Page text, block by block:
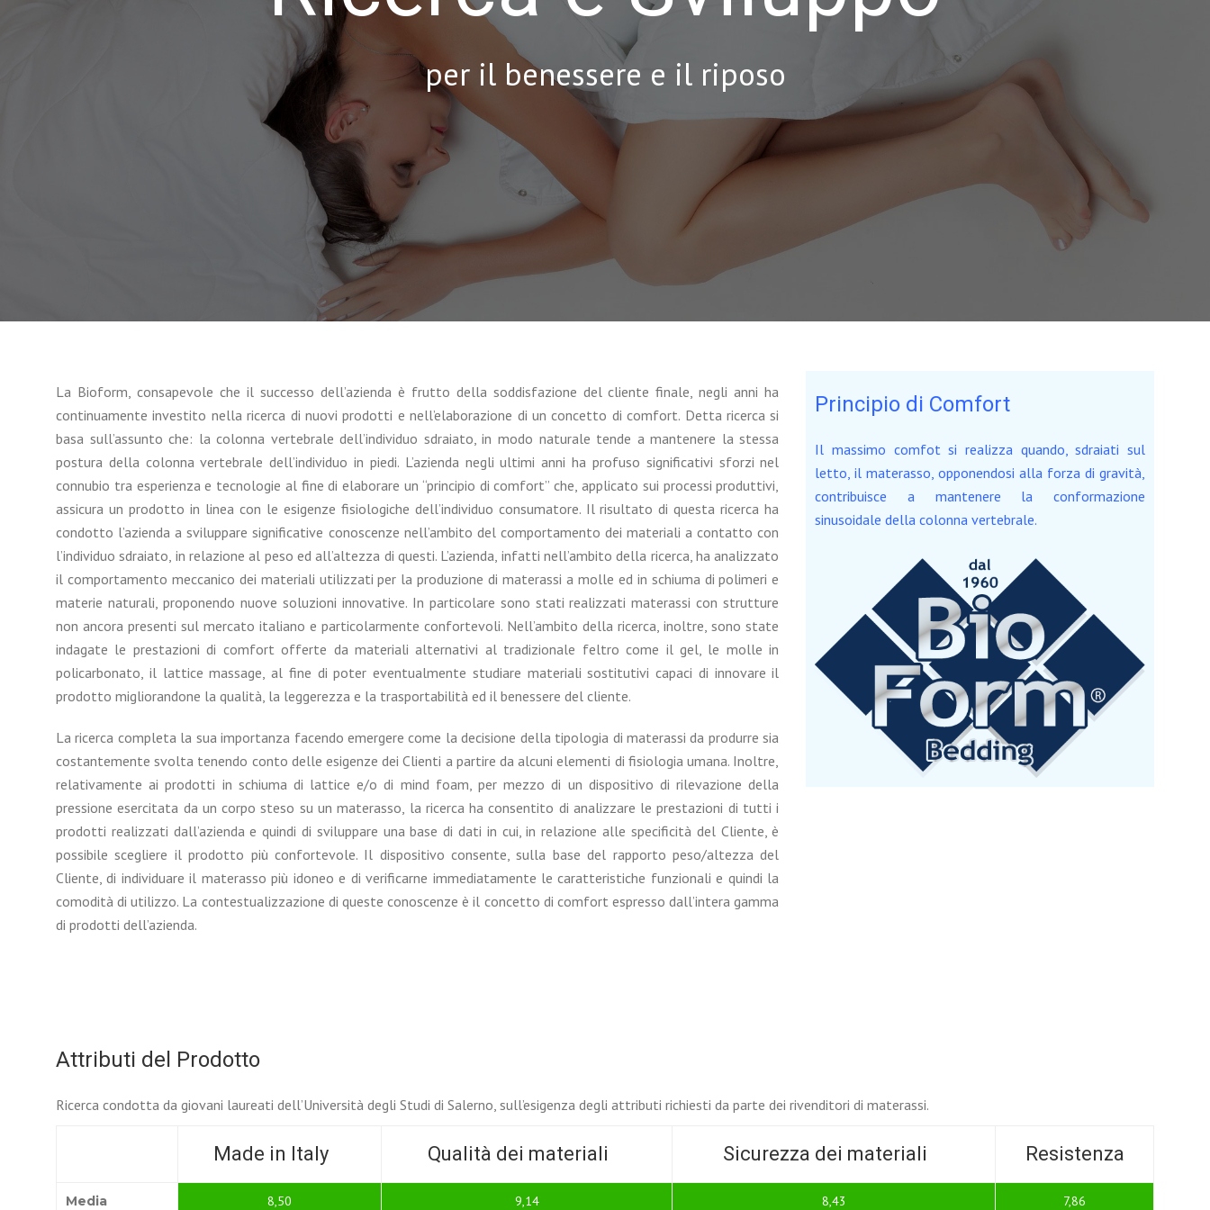
per il benessere e il riposo
La Bioform, consapevole che il successo dell’azienda è frutto della soddisfazione del cliente finale, negli anni ha
continuamente investito nella ricerca di nuovi prodotti e nell’elaborazione di un concetto di comfort. Detta ricerca si
basa sull’assunto che: la colonna vertebrale dell’individuo sdraiato, in modo naturale tende a mantenere la stessa
postura della colonna vertebrale dell’individuo in piedi. L’azienda negli ultimi anni ha profuso significativi sforzi nel
connubio tra esperienza e tecnologie al fine di elaborare un “principio di comfort” che, applicato sui processi produttivi,
assicura un prodotto in linea con le esigenze fisiologiche dell’individuo consumatore. Il risultato di questa ricerca ha
condotto l’azienda a sviluppare significative conoscenze nell’ambito del comportamento dei materiali a contatto con
l’individuo sdraiato, in relazione al peso ed all’altezza di questi. L’azienda, infatti nell’ambito della ricerca, ha analizzato
il comportamento meccanico dei materiali utilizzati per la produzione di materassi a molle ed in schiuma di polimeri e
materie naturali, proponendo nuove soluzioni innovative. In particolare sono stati realizzati materassi con strutture
non ancora presenti sul mercato italiano e particolarmente confortevoli. Nell’ambito della ricerca, inoltre, sono state
indagate le prestazioni di comfort offerte da materiali alternativi al tradizionale feltro come il gel, le molle in
policarbonato, il lattice massage, al fine di poter eventualmente studiare materiali sostitutivi capaci di innovare il
prodotto migliorandone la qualità, la leggerezza e la trasportabilità ed il benessere del cliente.
La ricerca completa la sua importanza facendo emergere come la decisione della tipologia di materassi da produrre sia
costantemente svolta tenendo conto delle esigenze dei Clienti a partire da alcuni elementi di fisiologia umana. Inoltre,
relativamente ai prodotti in schiuma di lattice e/o di mind foam, per mezzo di un dispositivo di rilevazione della
pressione esercitata da un corpo steso su un materasso, la ricerca ha consentito di analizzare le prestazioni di tutti i
prodotti realizzati dall’azienda e quindi di sviluppare una base di dati in cui, in relazione alle specificità del Cliente, è
possibile scegliere il prodotto più confortevole. Il dispositivo consente, sulla base del rapporto peso/altezza del
Cliente, di individuare il materasso più idoneo e di verificarne immediatamente le caratteristiche funzionali e quindi la
comodità di utilizzo. La contestualizzazione di queste conoscenze è il concetto di comfort espresso dall’intera gamma
di prodotti dell’azienda.
Principio di Comfort
Il massimo comfot si realizza quando, sdraiati sul
letto, il materasso, opponendosi alla forza di gravità,
contribuisce a mantenere la conformazione
sinusoidale della colonna vertebrale.
Attributi del Prodotto
Ricerca condotta da giovani laureati dell’Università degli Studi di Salerno, sull’esigenza degli attributi richiesti da parte dei rivenditori di materassi.
Made in Italy Qualità dei materiali Sicurezza dei materiali Resistenza
Media 8,50 9,14 8,43 7,86